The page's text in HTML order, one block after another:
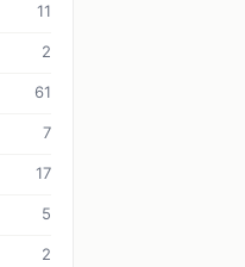
11
2
61
7
17
5
2